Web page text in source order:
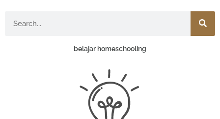
belajar homeschooling